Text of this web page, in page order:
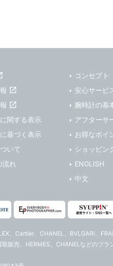
関する表示
基づく表示
いて
流れ
コンセプト
安心サービ
腕時計の基
アフターサ
お得なポイ
ショッピン
ENGLISH
中文
、Cartier、CHANEL、BVLGARI、
販売、HERMES、CHANELなどのブラ